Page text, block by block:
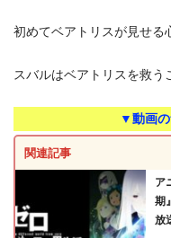
初めてベアトリスが見せる
スバルはベアトリスを救う
▼動画
関連記事
ア
期
放